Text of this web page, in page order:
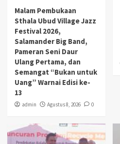
Malam Pembukaan
Sthala Ubud Village Jazz
Festival 2026,
Salamander Big Band,
Pameran Seni Daur
Ulang Pertama, dan
Semangat “Bukan untuk
Uang” Warnai Edisi ke-
13
admin Agustus 8, 2026 0